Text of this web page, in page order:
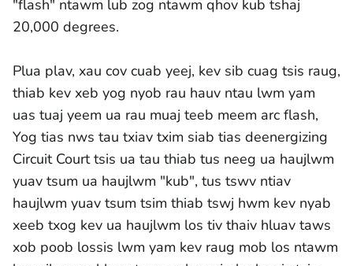
"flash" ntawm lub zog ntawm qhov kub tshaj
20,000 degrees.
Plua plav, xau cov cuab yeej, kev sib cuag tsis raug,
thiab kev xeb yog nyob rau hauv ntau lwm yam
uas tuaj yeem ua rau muaj teeb meem arc flash,
Yog tias nws tau txiav txim siab tias deenergizing
Circuit Court tsis ua tau thiab tus neeg ua haujlwm
yuav tsum ua haujlwm "kub", tus tswv ntiav
haujlwm yuav tsum tsim thiab tswj hwm kev nyab
xeeb txog kev ua haujlwm los tiv thaiv hluav taws
xob poob lossis lwm yam kev raug mob los ntawm